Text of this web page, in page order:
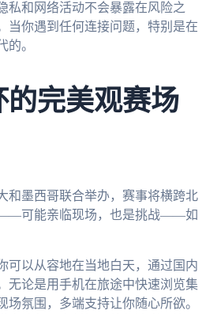
私和网络活动不会暴露在风险之
当你遇到任何连接问题，特别是在
。
完美观赛场
和墨西哥联合举办，赛事将横跨北
——可能亲临现场，也是挑战——如
可以从容地在当地白天，通过国内
无论是用手机在旅途中快速浏览集
氛围，多端支持让你随心所欲。